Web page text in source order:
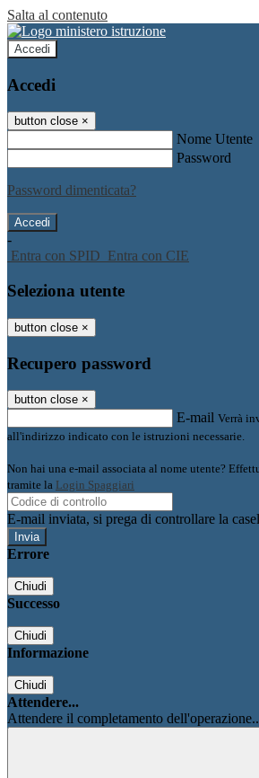
Salta al contenuto
Accedi
Accedi
button close ×
Nome Utente
Password
Password dimenticata?
-
Entra con SPID Entra con CIE
Seleziona utente
button close ×
Recupero password
button close ×
E-mail Verrà
all'indirizzo indicato con le istruzioni necessarie.
Non hai una e-mail associata al nome utente?
tramite la Login Spaggiari
E-mail inviata, si prega di controllare la
Errore
Chiudi
Successo
Chiudi
Informazione
Chiudi
Attendere...
Attendere il completamento